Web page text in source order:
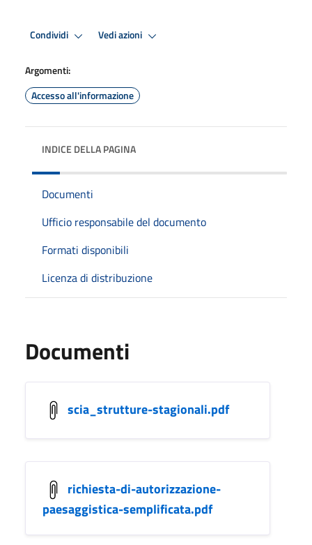
Condividi Vedi azioni
Argomenti:
Accesso all'informazione
INDICE DELLA PAGINA
Documenti
Ufficio responsabile del documento
Formati disponibili
Licenza di distribuzione
Documenti
scia_strutture-stagionali.pdf
richiesta-di-autorizzazione-
paesaggistica-semplificata.pdf